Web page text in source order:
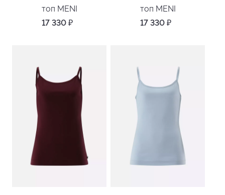
топ MENI
17 330 ₽
топ MENI
17 330 ₽